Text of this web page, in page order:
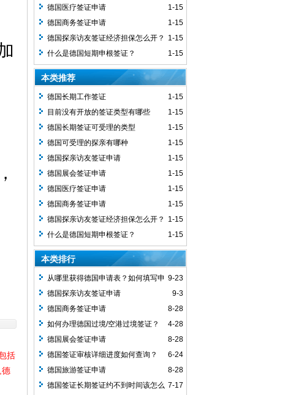
括
1-15
德国医疗签证申请
1-15
德国商务签证申请
1-15
德国探亲访友签证经济担保怎么开？
1-15
什么是德国短期申根签证？
本类推荐
1-15
德国长期工作签证
1-15
目前没有开放的签证类型有哪些
1-15
德国长期签证可受理的类型
1-15
德国可受理的探亲有哪种
1-15
德国探亲访友签证申请
1-15
德国展会签证申请
1-15
德国医疗签证申请
1-15
德国商务签证申请
1-15
德国探亲访友签证经济担保怎么开？
1-15
什么是德国短期申根签证？
本类排行
9-23
从哪里获得德国申请表？如何填写申
请表？
9-3
德国探亲访友签证申请
8-28
德国商务签证申请
4-28
如何办理德国过境/空港过境签证？
8-28
德国展会签证申请
6-24
德国签证审核详细进度如何查询？
8-28
德国旅游签证申请
7-17
德国签证长期签证约不到时间该怎么